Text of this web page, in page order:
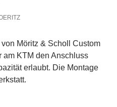
Möritz & Scholl Custom
am KTM den Anschluss
erlaubt. Die Montage